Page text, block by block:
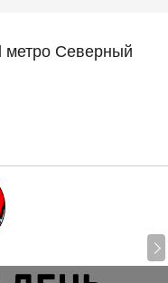
метро Северный